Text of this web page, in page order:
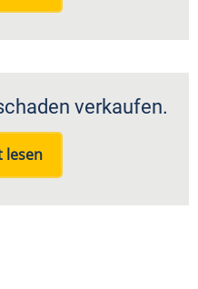
verkaufen.
lesen